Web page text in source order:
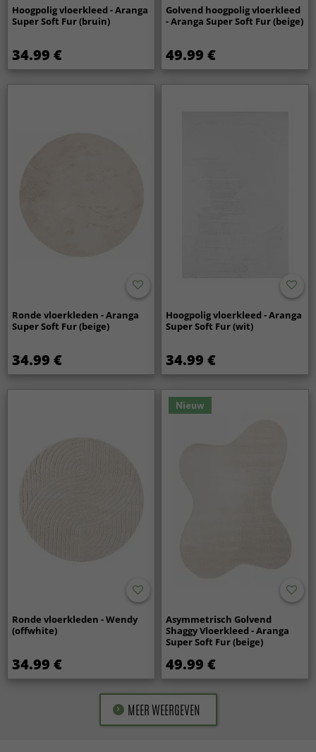
Hoogpolig vloerkleed - Aranga
Super Soft Fur (bruin)
34.99 €
Golvend hoogpolig vloerkleed
- Aranga Super Soft Fur (beige)
49.99 €
Ronde vloerkleden - Aranga
Super Soft Fur (beige)
34.99 €
Hoogpolig vloerkleed - Aranga
Super Soft Fur (wit)
34.99 €
Ronde vloerkleden - Wendy
(offwhite)
34.99 €
Nieuw
Asymmetrisch Golvend
Shaggy Vloerkleed - Aranga
Super Soft Fur (beige)
49.99 €
MEER WEERGEVEN